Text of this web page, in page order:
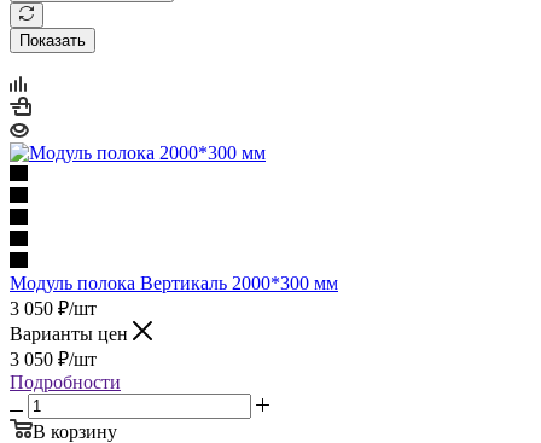
Показать
Модуль полока Вертикаль 2000*300 мм
3 050 ₽/шт
Варианты цен
3 050 ₽/шт
Подробности
В корзину